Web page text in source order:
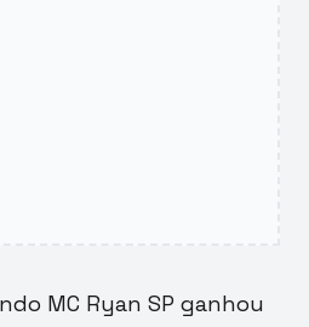
MC Ryan SP ganhou